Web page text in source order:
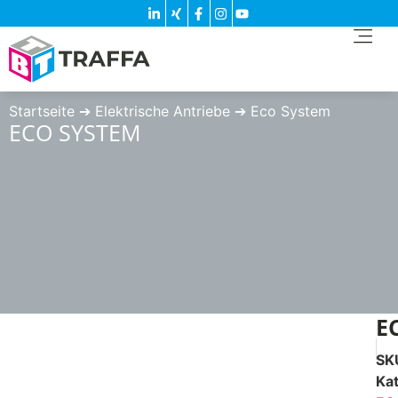
Startseite ➔ Elektrische Antriebe ➔ Eco System
ECO SYSTEM